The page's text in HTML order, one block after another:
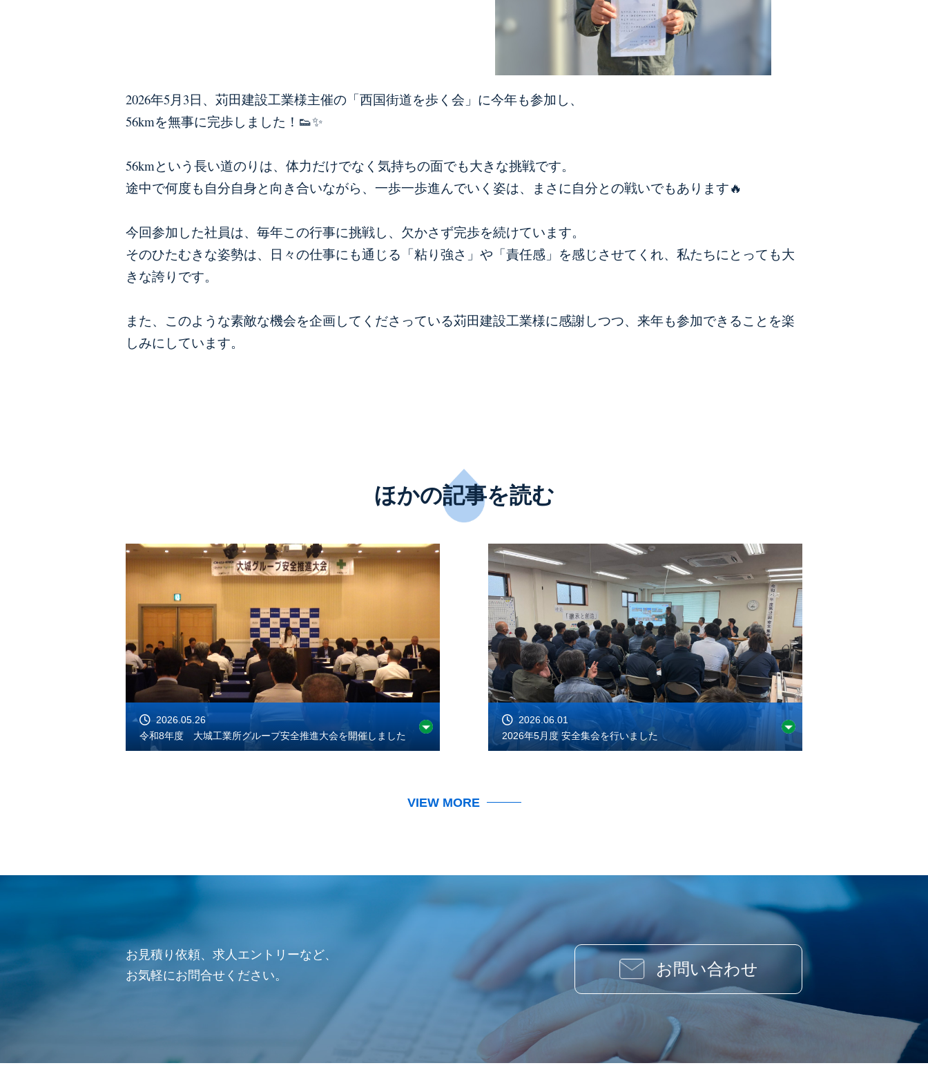
2026年5月3日、苅田建設工業様主催の「西国街道を歩く会」に今年も参加し、
56kmを無事に完歩しました！👟✨
56kmという長い道のりは、体力だけでなく気持ちの面でも大きな挑戦です。
途中で何度も自分自身と向き合いながら、一歩一歩進んでいく姿は、まさに自分との戦いでもあります🔥
今回参加した社員は、毎年この行事に挑戦し、欠かさず完歩を続けています。
そのひたむきな姿勢は、日々の仕事にも通じる「粘り強さ」や「責任感」を感じさせてくれ、私たちにとっても大
きな誇りです。
また、このような素敵な機会を企画してくださっている苅田建設工業様に感謝しつつ、来年も参加できることを楽
しみにしています。
ほかの記事を読む
2026.05.26
令和8年度 大城工業所グループ安全推進大会を開催しました
2026.06.01
2026年5月度 安全集会を行いました
VIEW MORE
お見積り依頼、求人エントリーなど、
お気軽にお問合せください。
お問い合わせ